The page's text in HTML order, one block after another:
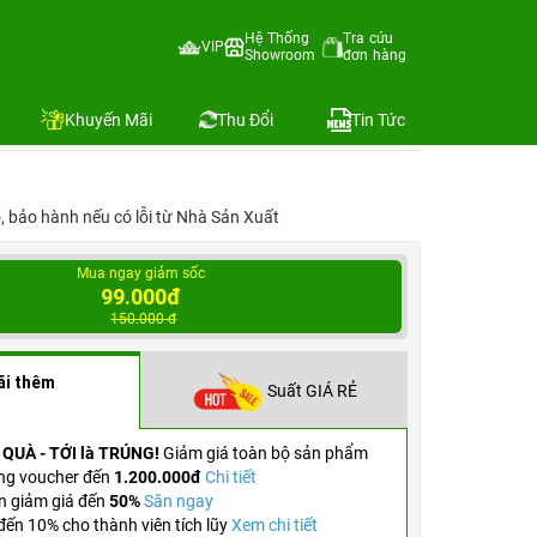
VIP
Hệ Thống
Showroom
Tra cứu
đơn hàng
Khuyến Mãi Thu Đổi Tin Tức
bảo hành nếu có lỗi từ Nhà Sản Xuất
Mua ngay giảm sốc
99.000đ
150.000 đ
thêm Suất GIÁ RẺ
- TỚI là TRÚNG! Giảm giá toàn bộ sản phẩm
voucher đến 1.200.000đ Chi tiết
giảm giá đến 50% Săn ngay
10% cho thành viên tích lũyXem chi tiết